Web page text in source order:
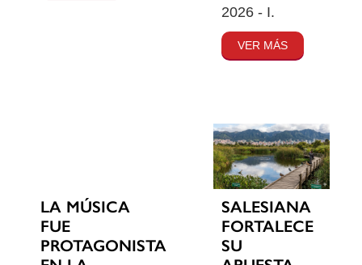
2026 - I.
VER MÁS
LA MÚSICA
FUE
PROTAGONISTA
SALESIANA
FORTALECE
SU